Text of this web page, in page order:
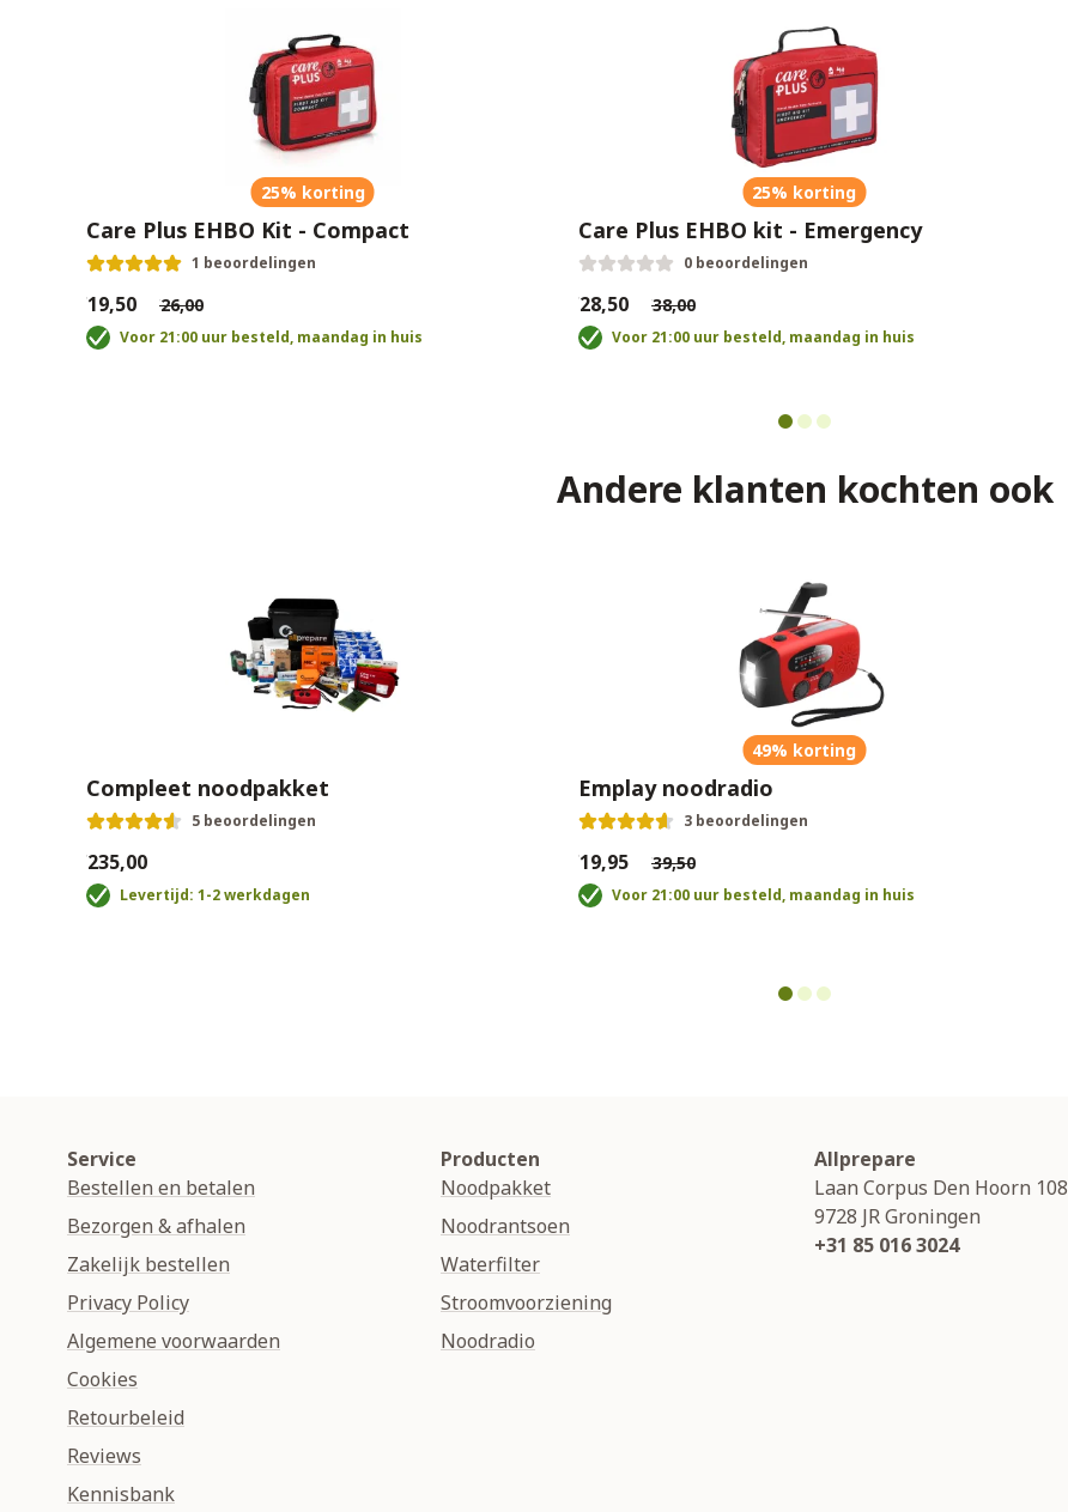
25% korting
Care Plus EHBO Kit - Compact
1 beoordelingen
€19,50 €26,00
Voor 21:00 uur besteld, maandag in huis
25% korting
Care Plus EHBO kit - Emergency
0 beoordelingen
€28,50 €38,00
Voor 21:00 uur besteld, maandag in huis
Andere klanten kochten ook
Compleet noodpakket
5 beoordelingen
€235,00
Levertijd: 1-2 werkdagen
49% korting
Emplay noodradio
3 beoordelingen
€19,95 €39,50
Voor 21:00 uur besteld, maandag in huis
Service
Bestellen en betalen
Bezorgen & afhalen
Zakelijk bestellen
Privacy Policy
Algemene voorwaarden
Cookies
Retourbeleid
Reviews
Kennisbank
Producten
Noodpakket
Noodrantsoen
Waterfilter
Stroomvoorziening
Noodradio
Allprepare
Laan Corpus Den Hoorn 108
9728 JRGroningen
+31 85 016 3024